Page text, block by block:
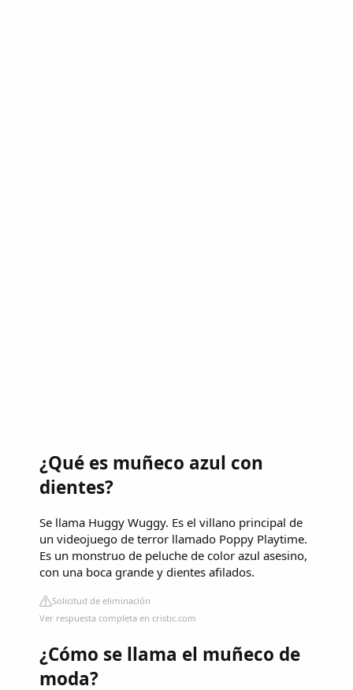
¿Qué es muñeco azul con
dientes?
Se llama Huggy Wuggy. Es el villano principal de
un videojuego de terror llamado Poppy Playtime.
Es un monstruo de peluche de color azul asesino,
con una boca grande y dientes afilados.
Solicitud de eliminación
Ver respuesta completa en cristic.com
¿Cómo se llama el muñeco de
moda?